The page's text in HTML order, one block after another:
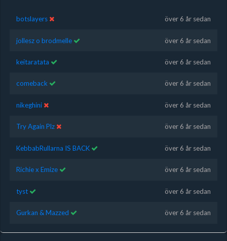
botslayers över 6 år sedan
jollesz o brodmelle över 6 år sedan
keitaratata över 6 år sedan
comeback över 6 år sedan
nikeghini över 6 år sedan
Try Again Plz över 6 år sedan
KebbabRullarna IS BACK över 6 år sedan
Richie x Emize över 6 år sedan
tyst över 6 år sedan
Gurkan & Mazzed över 6 år sedan